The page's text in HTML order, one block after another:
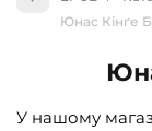
Книги для
Науково-
Навчальна
Юнас Кінґе
У нашому